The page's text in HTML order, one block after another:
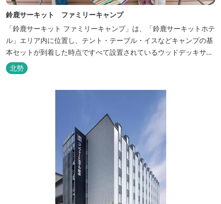
鈴鹿サーキット ファミリーキャンプ
「鈴鹿サーキット ファミリーキャンプ」は、「鈴鹿サーキットホテ
ル」エリア内に位置し、テント・テーブル・イスなどキャンプの基
本セットが到着した時点ですべて設置されているウッドデッキサイ
トの他、初めてのキャンプでも安心して楽しめる設備が整ったキャ
ンプ場です。 さらに、手ぶらでキャンプをお楽しみいただけるよう
北勢